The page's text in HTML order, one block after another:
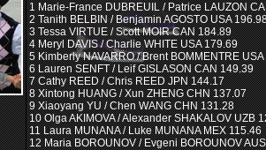
1 Marie-France DUBREUIL / Patrice LAUZON
2 Tanith BELBIN / Benjamin AGOSTO USA
3 Tessa VIRTUE / Scott MOIR CAN 184.89
4 Meryl DAVIS / Charlie WHITE USA 179.69
5 Kimberly NAVARRO / Brent BOMMENTRE
6 Lauren SENFT / Leif GISLASON CAN 149.39
7 Cathy REED / Chris REED JPN 144.17
8 Xintong HUANG / Xun ZHENG CHN 137.07
9 Xiaoyang YU / Chen WANG CHN 131.28
10 Olga AKIMOVA / Alexander SHAKALOV UZB
11 Laura MUNANA / Luke MUNANA MEX 115.46
12 Maria BOROUNOV / Evgeni BOROUNOV